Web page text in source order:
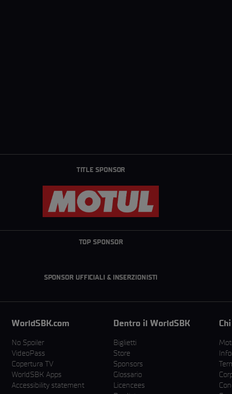
TITLE SPONSOR
TOP SPONSOR
SPONSOR UFFICIALI & INSERZIONISTI
WorldSBK.com
No Spoiler
VideoPass
Copertura TV
WorldSBK Apps
Accessibility statement
Dentro il WorldSBK
Biglietti
Store
Sponsors
Glossario
Licencees